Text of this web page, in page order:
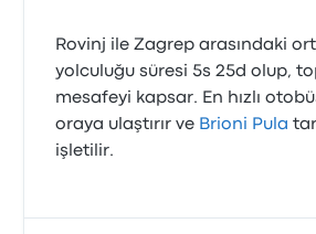
Rovinj ile Zagrep arasındaki
yolculuğu süresi 5s 25d olup,
mesafeyi kapsar. En hızlı
oraya ulaştırır ve Brioni Pula
işletilir.